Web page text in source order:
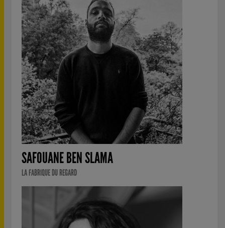
SAFOUANE BEN SLAMA
LA FABRIQUE DU REGARD